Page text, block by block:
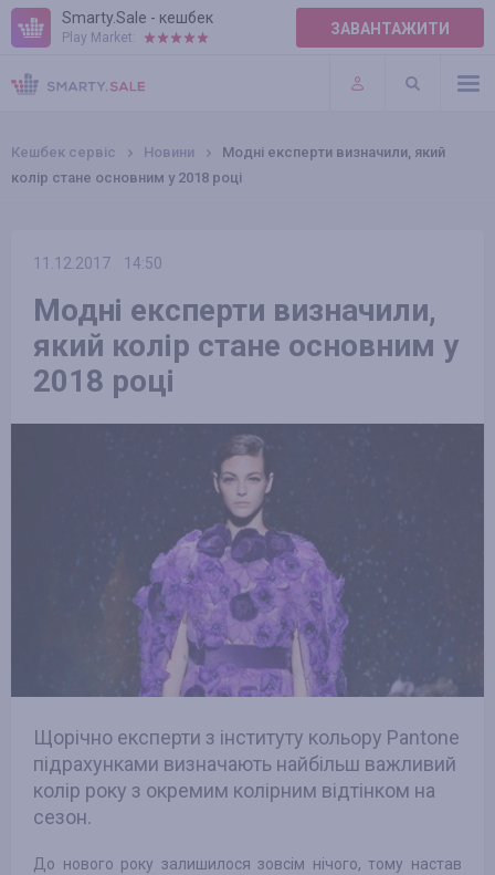
Smarty.Sale - кешбек
Play Market: ЗАВАНТАЖИТИ
ПРАВИЛА
ПЛАГІНИ
Кешбек сервіс Новини
Модні експерти визначили, який
колір стане основним у 2018 році
11.12.2017 14:50
Модні експерти визначили,
який колір стане основним у
2018 році
Щорічно експерти з інституту кольору Pantone
підрахунками визначають найбільш важливий
колір року з окремим колірним відтінком на
сезон.
До нового року залишилося зовсім нічого, тому настав